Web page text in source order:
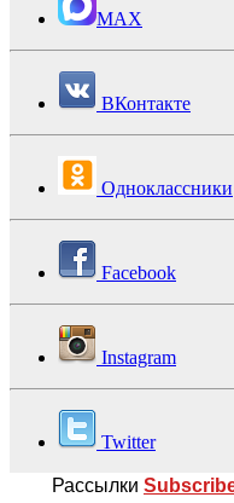
MAX
ВКонтакте
Одноклассники
Facebook
Instagram
Twitter
Рассылки